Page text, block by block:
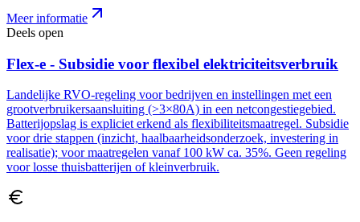
Meer informatie
Deels open
Flex-e - Subsidie voor flexibel elektriciteitsverbruik
Landelijke RVO-regeling voor bedrijven en instellingen met een
grootverbruikersaansluiting (>3×80A) in een netcongestiegebied.
Batterijopslag is expliciet erkend als flexibiliteitsmaatregel. Subsidie
voor drie stappen (inzicht, haalbaarheidsonderzoek, investering in
realisatie); voor maatregelen vanaf 100 kW ca. 35%. Geen regeling
voor losse thuisbatterijen of kleinverbruik.